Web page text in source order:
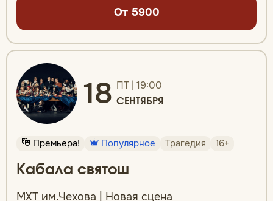
От 5900
18 ПТ | 19:00
СЕНТЯБРЯ
Премьера! Популярное Трагедия 16+
Кабала святош
МХТ им.Чехова | Новая сцена